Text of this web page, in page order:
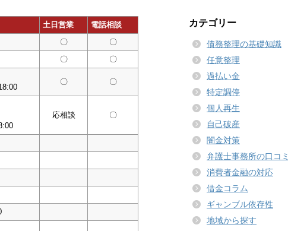
土日営業
電話相談
〇
〇
〇 〇
〇 〇
応相談 〇
カテゴリー
債務整理の基礎知識
任意整理
過払い金
特定調停
個人再生
自己破産
闇金対策
弁護士事務所の口コミ
消費者金融の対応
借金コラム
ギャンブル依存性
地域から探す